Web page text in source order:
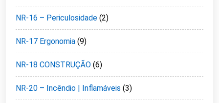
NR-16 – Periculosidade (2)
NR-17 Ergonomia (9)
NR-18 CONSTRUÇÃO (6)
NR-20 – Incêndio | Inflamáveis (3)